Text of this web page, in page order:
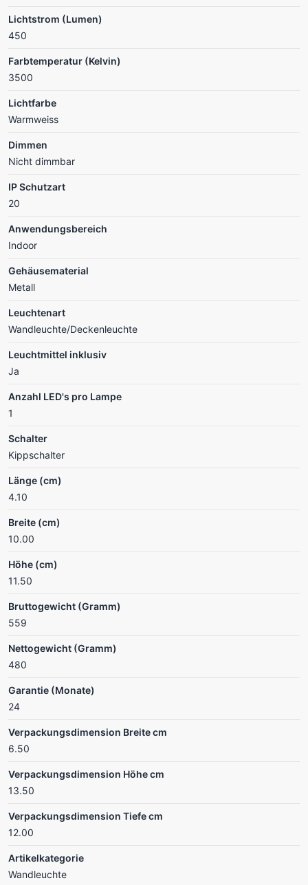
Lichtstrom (Lumen)
450
Farbtemperatur (Kelvin)
3500
Lichtfarbe
Warmweiss
Dimmen
Nicht dimmbar
IP Schutzart
20
Anwendungsbereich
Indoor
Gehäusematerial
Metall
Leuchtenart
Wandleuchte/Deckenleuchte
Leuchtmittel inklusiv
Ja
Anzahl LED's pro Lampe
1
Schalter
Kippschalter
Länge (cm)
4.10
Breite (cm)
10.00
Höhe (cm)
11.50
Bruttogewicht (Gramm)
559
Nettogewicht (Gramm)
480
Garantie (Monate)
24
Verpackungsdimension Breite cm
6.50
Verpackungsdimension Höhe cm
13.50
Verpackungsdimension Tiefe cm
12.00
Artikelkategorie
Wandleuchte